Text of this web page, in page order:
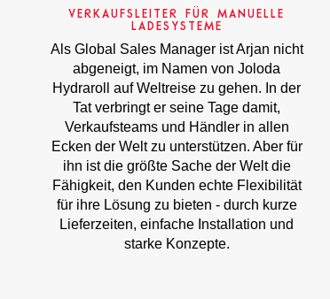
VERKAUFSLEITER FÜR MANUELLE
LADESYSTEME
Als Global Sales Manager ist Arjan nicht
abgeneigt, im Namen von Joloda
Hydraroll auf Weltreise zu gehen. In der
Tat verbringt er seine Tage damit,
Verkaufsteams und Händler in allen
Ecken der Welt zu unterstützen. Aber für
ihn ist die größte Sache der Welt die
Fähigkeit, den Kunden echte Flexibilität
für ihre Lösung zu bieten - durch kurze
Lieferzeiten, einfache Installation und
starke Konzepte.